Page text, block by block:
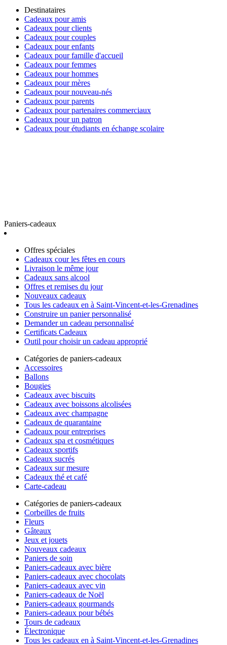
Destinataires
Cadeaux pour amis
Cadeaux pour clients
Cadeaux pour couples
Cadeaux pour enfants
Cadeaux pour famille d'accueil
Cadeaux pour femmes
Cadeaux pour hommes
Cadeaux pour mères
Cadeaux pour nouveau-nés
Cadeaux pour parents
Cadeaux pour partenaires commerciaux
Cadeaux pour un patron
Cadeaux pour étudiants en échange scolaire
Paniers-cadeaux
Offres spéciales
Cadeaux cour les fêtes en cours
Livraison le même jour
Cadeaux sans alcool
Offres et remises du jour
Nouveaux cadeaux
Tous les cadeaux en à Saint-Vincent-et-les-Grenadines
Construire un panier personnalisé
Demander un cadeau personnalisé
Certificats Cadeaux
Outil pour choisir un cadeau approprié
Catégories de paniers-cadeaux
Accessoires
Ballons
Bougies
Cadeaux avec biscuits
Cadeaux avec boissons alcolisées
Cadeaux avec champagne
Cadeaux de quarantaine
Cadeaux pour entreprises
Cadeaux spa et cosmétiques
Cadeaux sportifs
Cadeaux sucrés
Cadeaux sur mesure
Cadeaux thé et café
Carte-cadeau
Catégories de paniers-cadeaux
Corbeilles de fruits
Fleurs
Gâteaux
Jeux et jouets
Nouveaux cadeaux
Paniers de soin
Paniers-cadeaux avec bière
Paniers-cadeaux avec chocolats
Paniers-cadeaux avec vin
Paniers-cadeaux de Noël
Paniers-cadeaux gourmands
Paniers-cadeaux pour bébés
Tours de cadeaux
Électronique
Tous les cadeaux en à Saint-Vincent-et-les-Grenadines